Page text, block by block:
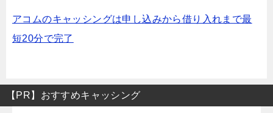
アコムのキャッシングは申し込みから借り入れまで最
短20分で完了
【PR】おすすめキャッシング